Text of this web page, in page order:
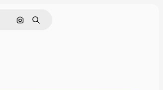
Pesquisar por imagem
Buscar